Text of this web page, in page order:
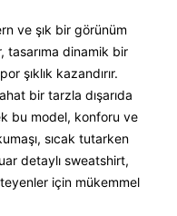
ve şık bir görünüm
tasarıma dinamik bir
şıklık kazandırır.
bir tarzla dışarıda
bu model, konforu ve
sıcak tutarken
detaylı sweatshirt,
için mükemmel